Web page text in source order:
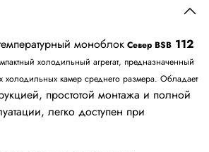
моноблок Север BSB 112
холодильный агрегат, предназначенный
холодильных камер среднего размера. Обладает
простотой монтажа и полной
легко доступен при